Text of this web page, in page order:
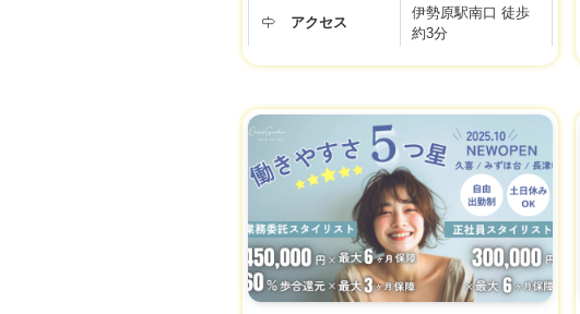
▼歩合給あり
▼交通費支給
度
労働条件などの内容が最新ではない場合があります。
面接時、事業者様に改めてご確認ください。
アクセス
伊勢原駅南口 徒歩
約3分
9:00～19:00／全日
デミー
年間休日 99日
給与
月給 24万円
【正社員アシスタン
ト】
◆基本給20万＋選べ
る手当て4万 (スタ
イリスト準備手当
て・住宅手当・奨学